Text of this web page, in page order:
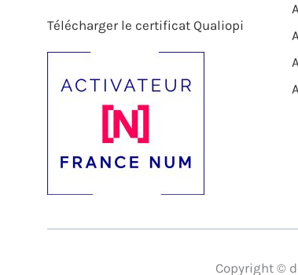
Télécharger le certificat Qualiopi
Copyright ©